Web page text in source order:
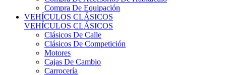
Compra De Equipación
VEHÍCULOS CLÁSICOS
VEHÍCULOS CLÁSICOS
Clásicos De Calle
Clásicos De Competición
Motores
Cajas De Cambio
Carrocería